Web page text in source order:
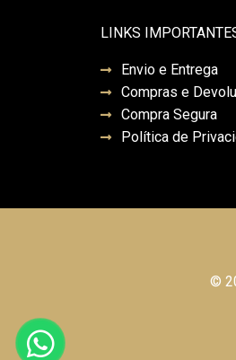
LINKS
Envio e Entrega
Compras e
Compra Segura
Política de
©